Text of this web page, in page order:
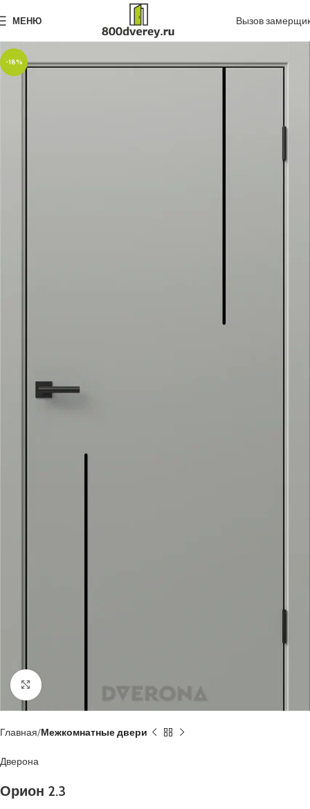
МЕНЮ Вызов
-18%
Нажмите, чтобы увеличить
Главная Межкомнатные двери
Дверона
Орион 2.3